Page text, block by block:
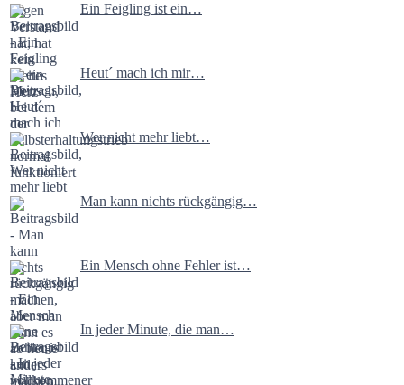
Ein Feigling ist ein…
Heut´ mach ich mir…
Wer nicht mehr liebt…
Man kann nichts rückgängig…
Ein Mensch ohne Fehler ist…
In jeder Minute, die man…